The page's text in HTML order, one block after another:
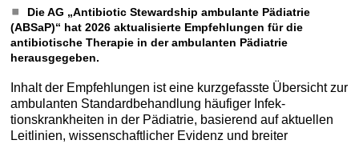
Die AG „Antibiotic Stewardship ambulante Pädiatrie
(ABSaP)“ hat 2026 aktualisierte Empfehlungen für die
antibiotische Therapie in der ambulanten Pädiatrie
herausgegeben.
Inhalt der Empfehlungen ist eine kurzgefasste Übersicht zur
ambulanten Standardbehandlung häufiger Infek­
tionskrankheiten in der Pädiatrie, basierend auf aktuellen
Leitlinien, wissenschaftlicher Evidenz und breiter